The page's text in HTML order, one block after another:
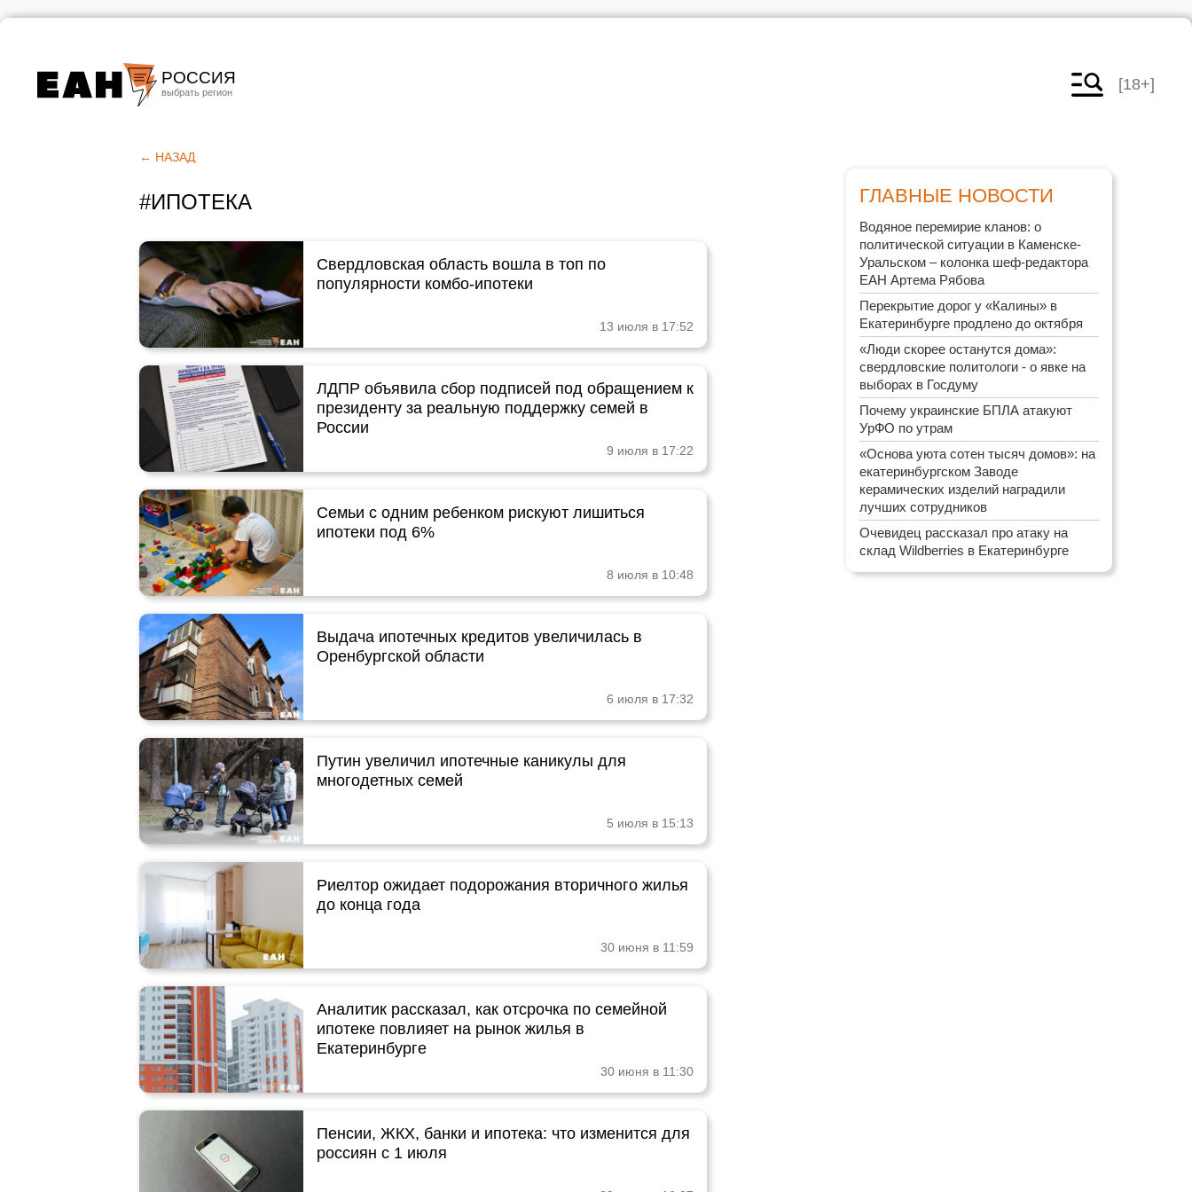
РОССИЯ
Челябинск
Оренбург
[18+]
← НАЗАД
#ИПОТЕКА
Свердловская область вошла в топ по
популярности комбо-ипотеки
13 июля в 17:52
ЛДПР объявила сбор подписей под обращением к
президенту за реальную поддержку семей в
России
9 июля в 17:22
Семьи с одним ребенком рискуют лишиться
ипотеки под 6%
8 июля в 10:48
Выдача ипотечных кредитов увеличилась в
Оренбургской области
6 июля в 17:32
Путин увеличил ипотечные каникулы для
многодетных семей
5 июля в 15:13
Риелтор ожидает подорожания вторичного жилья
до конца года
30 июня в 11:59
Аналитик рассказал, как отсрочка по семейной
ипотеке повлияет на рынок жилья в
Екатеринбурге
30 июня в 11:30
Пенсии, ЖКХ, банки и ипотека: что изменится для
россиян с 1 июля
ГЛАВНЫЕ НОВОСТИ
Водяное перемирие кланов: о
политической ситуации в Каменске-
Уральском – колонка шеф-редактора
ЕАН Артема Рябова
Перекрытие дорог у «Калины» в
Екатеринбурге продлено до октября
«Люди скорее останутся дома»:
свердловские политологи - о явке на
выборах в Госдуму
Почему украинские БПЛА атакуют
УрФО по утрам
«Основа уюта сотен тысяч домов»: на
екатеринбургском Заводе
керамических изделий наградили
лучших сотрудников
Очевидец рассказал про атаку на
склад Wildberries в Екатеринбурге